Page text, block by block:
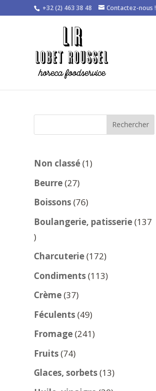
+32 (2) 463 38 48 Contactez-nous !
Rechercher
Non classé 11
Beurre 2727
produits
Boissons 7676
produits
Boulangerie, patisserie 137
137
produits
Charcuterie 172172
produits
Condiments 113113
Crème 3737
produits
Féculents 4949
produits
Fromage 241241
Fruits 7474
produits
Glaces, sorbets 1313
produits